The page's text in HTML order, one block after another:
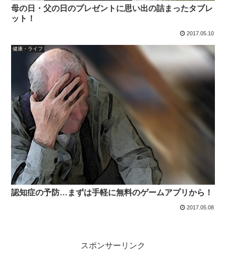
母の日・父の日のプレゼントに思い出の詰まったタブレ
ット！
2017.05.10
健康・ライフ
認知症の予防…まずは手軽に無料のゲームアプリから！
2017.05.08
スポンサーリンク